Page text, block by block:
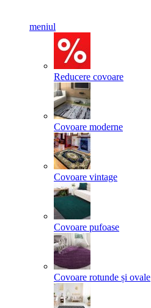
meniul
Reducere covoare
Covoare moderne
Covoare vintage
Covoare pufoase
Covoare rotunde și ovale